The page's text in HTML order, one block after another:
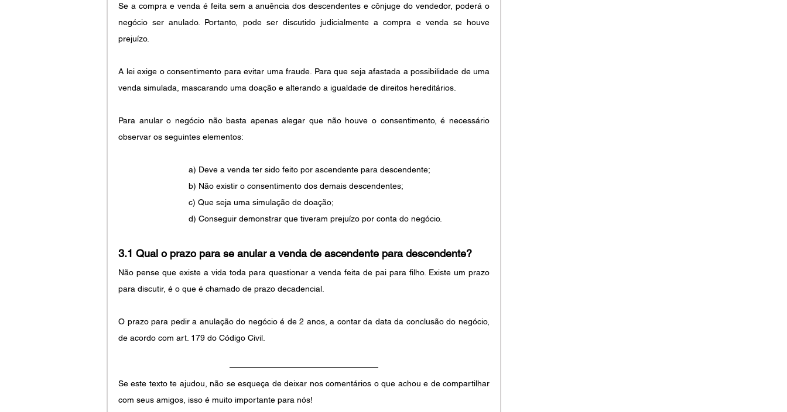
Se a compra e venda é feita sem a anuência dos descendentes e cônjuge do vendedor, poderá o
negócio ser anulado. Portanto, pode ser discutido judicialmente a compra e venda se houve
prejuízo.
A lei exige o consentimento para evitar uma fraude. Para que seja afastada a possibilidade de uma
venda simulada, mascarando uma doação e alterando a igualdade de direitos hereditários.
Para anular o negócio não basta apenas alegar que não houve o consentimento, é necessário
observar os seguintes elementos:
a) Deve a venda ter sido feito por ascendente para descendente;
b) Não existir o consentimento dos demais descendentes;
c) Que seja uma simulação de doação;
d) Conseguir demonstrar que tiveram prejuízo por conta do negócio.
3.1 Qual o prazo para se anular a venda de ascendente para descendente?
Não pense que existe a vida toda para questionar a venda feita de pai para filho. Existe um prazo
para discutir, é o que é chamado de prazo decadencial.
O prazo para pedir a anulação do negócio é de 2 anos, a contar da data da conclusão do negócio,
de acordo com art. 179 do Código Civil.
Se este texto te ajudou, não se esqueça de deixar nos comentários o que achou e de compartilhar
com seus amigos, isso é muito importante para nós!